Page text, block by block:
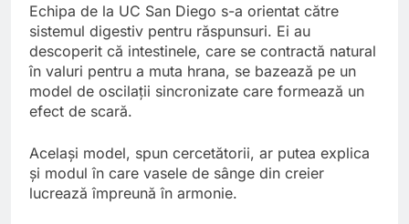
Echipa de la UC San Diego s-a orientat către
sistemul digestiv pentru răspunsuri. Ei au
descoperit că intestinele, care se contractă natural
în valuri pentru a muta hrana, se bazează pe un
model de oscilații sincronizate care formează un
efect de scară.
Același model, spun cercetătorii, ar putea explica
și modul în care vasele de sânge din creier
lucrează împreună în armonie.